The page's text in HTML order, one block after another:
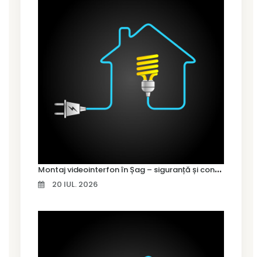
M
ontaj videointerfon în Șag – siguranță și control pentru locuința ta
20 IUL. 2026